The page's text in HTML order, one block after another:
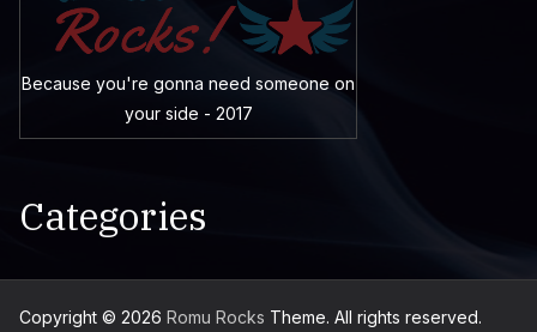
Because you're gonna need someone on
your side - 2017
Categories
Copyright © 2026 Romu Rocks Theme. All rights reserved.